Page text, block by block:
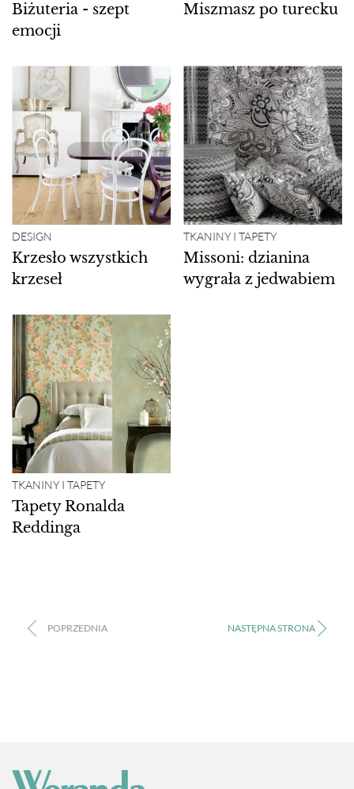
Biżuteria - szept
emocji
Miszmasz po turecku
DESIGN
Krzesło wszystkich
krzeseł
TKANINY I TAPETY
Missoni: dzianina
wygrała z jedwabiem
TKANINY I TAPETY
Tapety Ronalda
Reddinga